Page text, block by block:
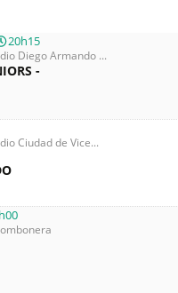
20h15
Diego Armando ...
-
Ciudad de Vice...